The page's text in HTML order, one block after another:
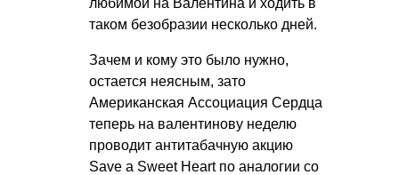
таком безобразии несколько дней.
Зачем и кому это было нужно,
остается неясным, зато
Американская Ассоциация Сердца
теперь на валентинову неделю
проводит антитабачную акцию
Save a Sweet Heart по аналогии со